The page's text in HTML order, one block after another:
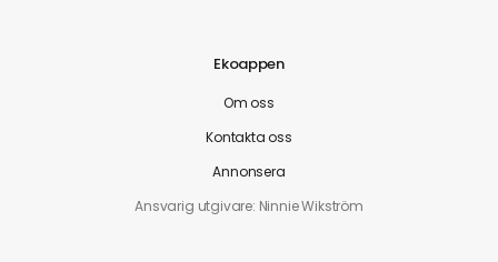
Ekoappen
Om oss
Kontakta oss
Annonsera
Ansvarig utgivare: Ninnie Wikström